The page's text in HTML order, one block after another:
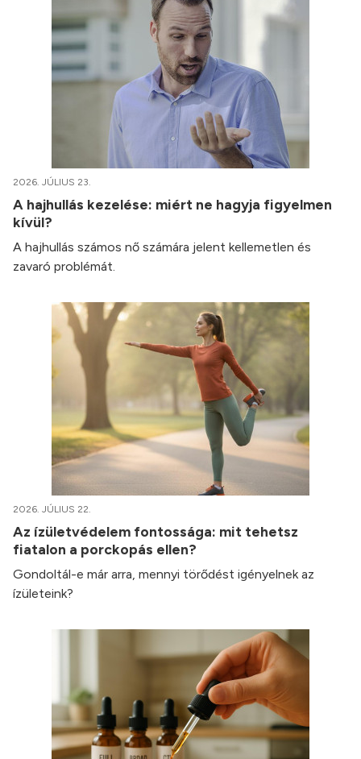
2026. JÚLIUS 23.
A hajhullás kezelése: miért ne hagyja figyelmen
kívül?
A hajhullás számos nő számára jelent kellemetlen és
zavaró problémát.
2026. JÚLIUS 22.
Az ízületvédelem fontossága: mit tehetsz
fiatalon a porckopás ellen?
Gondoltál-e már arra, mennyi törődést igényelnek az
ízületeink?